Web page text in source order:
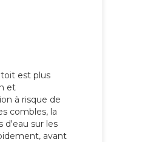
est plus
et
à risque de
combles, la
d'eau sur les
avant